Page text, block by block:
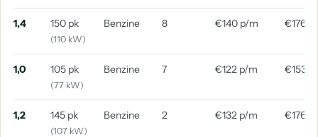
1,4 150 pk
(110 kW)
Benzine 8 €140 p/m €176
1,0 105 pk
(77 kW)
Benzine 7 €122 p/m €153
1,2 145 pk
(107 kW)
Benzine 2 €132 p/m €176